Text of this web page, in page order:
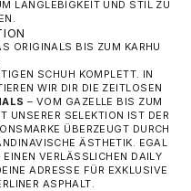
LANGLEBIGKEIT UND STIL ZU
ORIGINALS BIS ZUM KARHU
SCHUH KOMPLETT. IN
WIR DIR DIE ZEITLOSEN
– VOM GAZELLE BIS ZUM
UNSERER SELEKTION IST DER
ÜBERZEUGT DURCH
ÄSTHETIK. EGAL
VERLÄSSLICHEN DAILY
ADRESSE FÜR EXKLUSIVE
ASPHALT.